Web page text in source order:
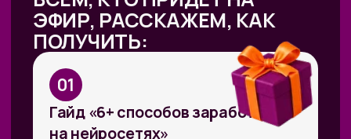
04
Гайд по составлению
презентаций и инфографики